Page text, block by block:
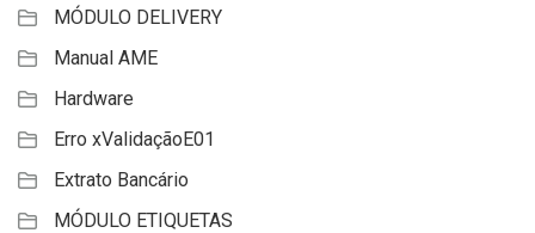
MÓDULO DELIVERY
Manual AME
Hardware
Erro xValidaçãoE01
Extrato Bancário
MÓDULO ETIQUETAS